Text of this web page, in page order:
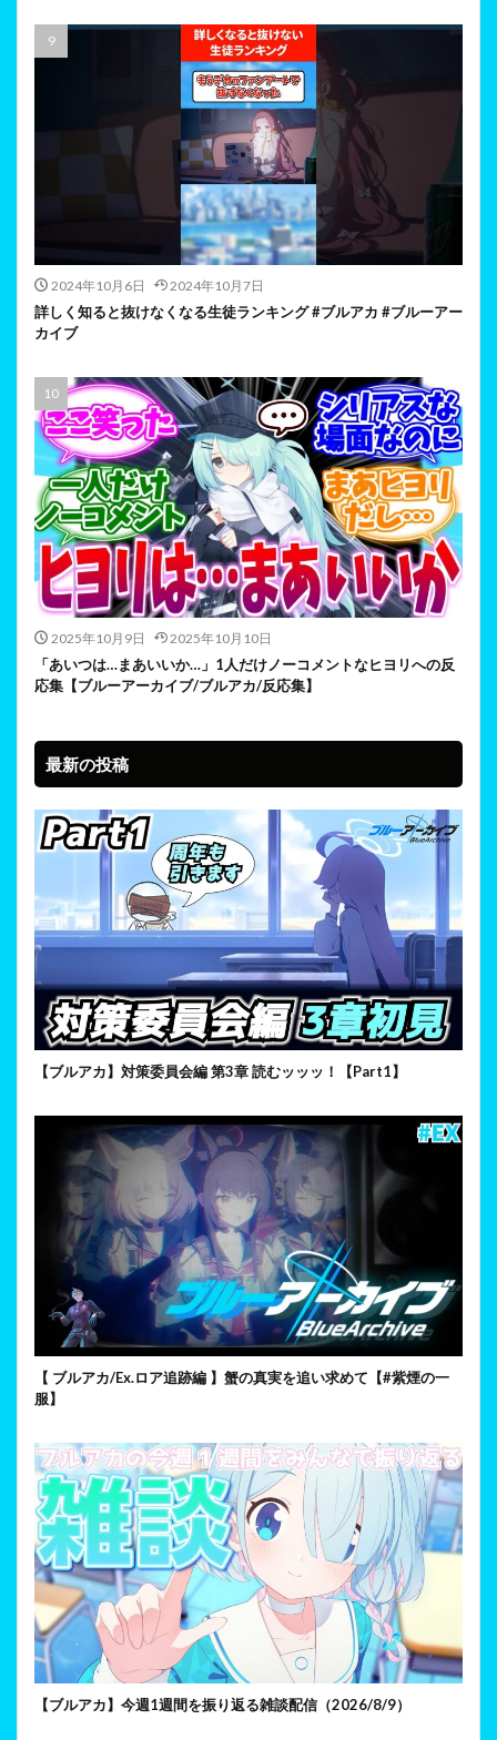
2024年10月6日 2024年10月7日
詳しく知ると抜けなくなる生徒ランキング #ブルアカ #ブルーアー
カイブ
2025年10月9日 2025年10月10日
「あいつは…まあいいか…」1人だけノーコメントなヒヨリへの反
応集【ブルーアーカイブ/ブルアカ/反応集】
最新の投稿
【ブルアカ】対策委員会編 第3章 読むッッッ！【Part1】
【 ブルアカ/Ex.ロア追跡編 】蟹の真実を追い求めて【#紫煙の一
服】
【ブルアカ】今週1週間を振り返る雑談配信（2026/8/9）